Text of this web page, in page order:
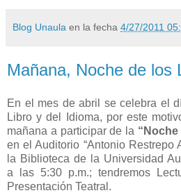
Blog Unaula en la fecha 4/27/2011
Mañana, Noche de los
En el mes de abril se celebra el
Libro y del Idioma, por este
mañana a participar de la
en el Auditorio “Antonio Restrepo
la Biblioteca de la Universidad
a las 5:30 p.m.; tendremos
Presentación Teatral.